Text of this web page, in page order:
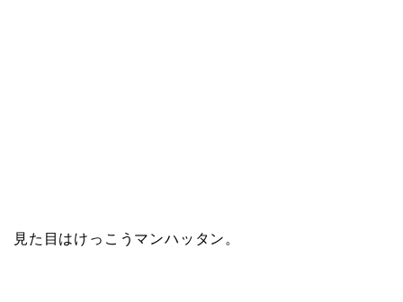
見た目はけっこうマンハッタン。